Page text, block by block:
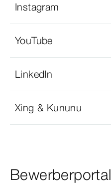
Instagram
YouTube
LinkedIn
Xing & Kununu
Bewerberportal